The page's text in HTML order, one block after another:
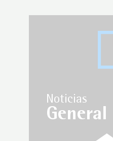
Noticias
General